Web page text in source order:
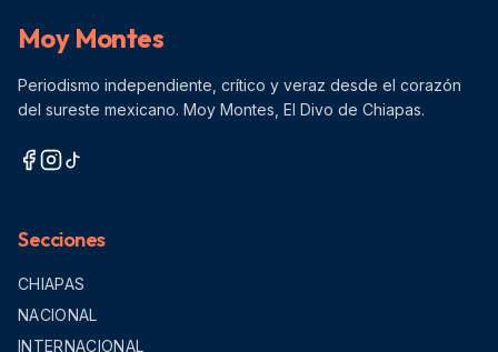
Moy Montes
Periodismo independiente, crítico y veraz desde el corazón
del sureste mexicano. Moy Montes, El Divo de Chiapas.
Secciones
CHIAPAS
NACIONAL
INTERNACIONAL